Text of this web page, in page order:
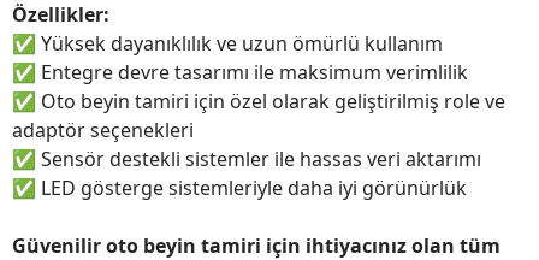
Özellikler:
✅ Yüksek dayanıklılık ve uzun ömürlü kullanım
✅ Entegre devre tasarımı ile maksimum verimlilik
✅ Oto beyin tamiri için özel olarak geliştirilmiş role ve
adaptör seçenekleri
✅ Sensör destekli sistemler ile hassas veri aktarımı
✅ LED gösterge sistemleriyle daha iyi görünürlük
Güvenilir oto beyin tamiri için ihtiyacınız olan tüm